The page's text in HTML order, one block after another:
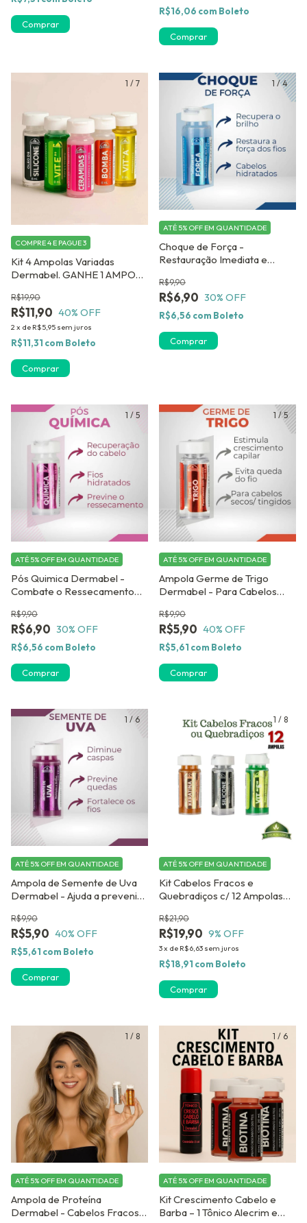
Comprar
R$16,06 com Boleto
Comprar
1 / 7
Kit 4 Ampolas Variadas
Dermabel. GANHE 1 AMPOLA
no Combate a Queda 2,8 ML
R$11,90
R$19,90
40% OFF
2 x de R$5,95 sem juros
COMPRE 4 E PAGUE 3
R$11,31 com Boleto
1 /4
Choque de Força -
Restauração Imediata e
R$6,90
R$9,90
30% OFF
ATÉ 5% OFF EM QUANTIDADE
R$6,56 com Boleto
Comprar
1 / 5
Pós Quimica Dermabel -
Combate o Ressecamento
Ampola Capilar para cabelos
tingidos
R$6,90
R$9,90
30% OFF
ATÉ 5% OFF EM QUANTIDADE
R$6,56 com Boleto
Comprar
1 /5
Ampola Germe de Trigo
Dermabel - Para Cabelos
Cabelos Ressecados
R$5,90
R$9,90
40% OFF
ATÉ 5% OFF EM QUANTIDADE
R$5,61 com Boleto
Comprar
1 / 6
Ampola de Semente de Uva
Dermabel - Ajuda a prevenir
R$5,90
R$9,90
40% OFF
ATÉ 5% OFF EM QUANTIDADE
R$5,61 com Boleto
Comprar
1 / 8
Kit Cabelos Fracos e
Quebradiços c/ 12 Ampolas
R$19,90
R$21,90
9% OFF
3x de R$6,63 sem juros
ATÉ 5% OFF EM QUANTIDADE
R$18,91 com Boleto
1 / 8
Ampola de Proteína
Dermabel - Cabelos Fracos e
ATÉ 5% OFF EM QUANTIDADE
1 / 6
Kit Crescimento Cabelo e
Barba – 1 Tônico Alecrim e
ATÉ 5% OFF EM QUANTIDADE